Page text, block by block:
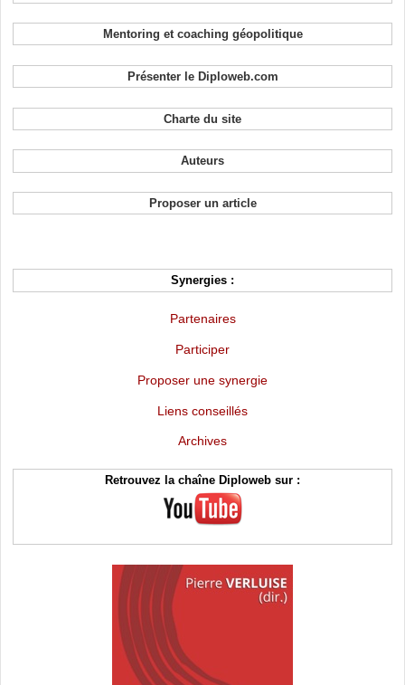
Mentoring et coaching géopolitique
Présenter le Diploweb.com
Charte du site
Auteurs
Proposer un article
Synergies :
Partenaires
Participer
Proposer une synergie
Liens conseillés
Archives
Retrouvez la chaîne Diploweb sur :